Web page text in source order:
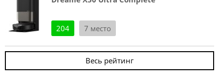
204 7 место
Весь рейтинг